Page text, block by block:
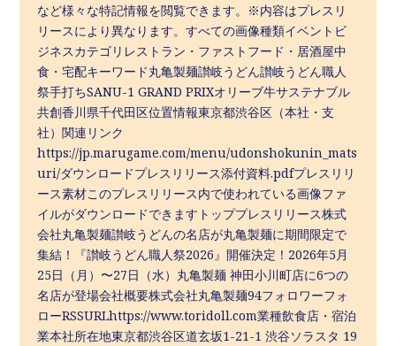
など様々な特記情報を閲覧できます。※内容はプレスリ
リースにより異なります。すべての画像種類イベントビ
ジネスカテゴリレストラン・ファストフード・居酒屋中
食・宅配キーワード丸亀製麺讃岐うどん讃岐うどん職人
祭手打ちSANU-1 GRAND PRIXオリーブ牛サステナブル
共創香川県千代田区位置情報東京都渋谷区（本社・支
社）関連リンク
https://jp.marugame.com/menu/udonshokunin_mats
uri/ダウンロードプレスリリース添付資料.pdfプレスリリ
ース素材このプレスリリース内で使われている画像ファ
イルがダウンロードできますトッププレスリリース株式
会社丸亀製麺讃岐うどんの名店が丸亀製麺に期間限定で
集結！『讃岐うどん職人祭2026』開催決定！2026年5月
25日（月）〜27日（水）丸亀製麺 神田小川町店に6つの
名店が登場会社概要株式会社丸亀製麺94フォロワーフォ
ローRSSURLhttps://www.toridoll.com業種飲食店・宿泊
業本社所在地東京都渋谷区道玄坂1-21-1 渋谷ソラスタ 19